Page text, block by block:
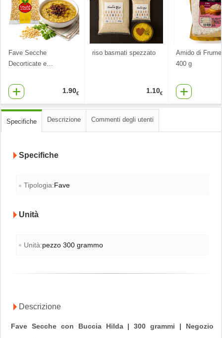
Fave Secche
Decorticate e…
1.90€
riso basmati spezzato
1.10€
Amido di
400 g
Specifiche Descrizione Commenti degli utenti
Specifiche
Tipologia:Fave
Unità
Unità:pezzo 300 grammo
Descrizione
Fave Secche con Buccia Hilda | 300 grammi | Negozio